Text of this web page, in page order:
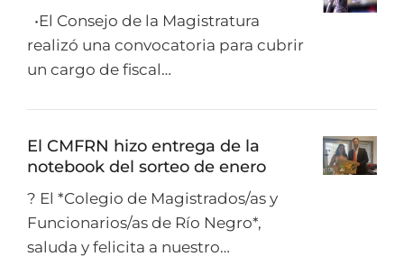
•El Consejo de la Magistratura
realizó una convocatoria para cubrir
un cargo de fiscal…
El CMFRN hizo entrega de la
notebook del sorteo de enero
? El *Colegio de Magistrados/as y
Funcionarios/as de Río Negro*,
saluda y felicita a nuestro…